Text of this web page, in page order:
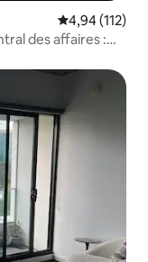
Évaluation
4,94 (112)
des affaires :